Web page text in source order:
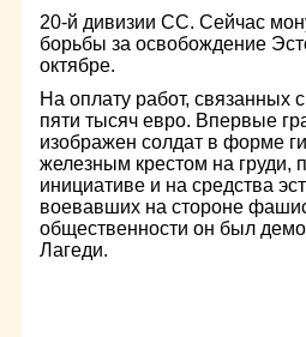
20-й дивизии СС. Сейчас
борьбы за освобождение
октябре.
На оплату работ, связанных
пяти тысяч евро. Впервые
изображен солдат в форме
железным крестом на груди,
инициативе и на средства
воевавших на стороне
общественности он был
Лагеди.